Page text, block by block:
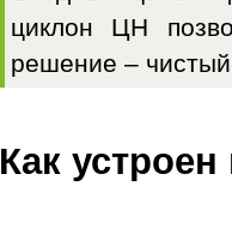
циклон ЦН
решение –
Как